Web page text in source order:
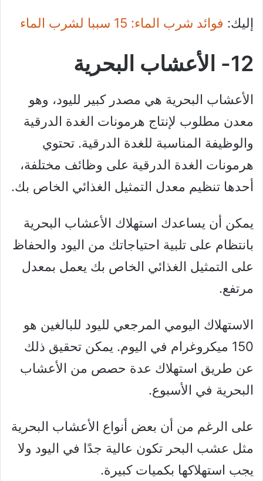
إليك: فوائد شرب الماء: 15 سببا لشرب الماء
12- الأعشاب البحرية
الأعشاب البحرية هي مصدر كبير لليود، وهو
معدن مطلوب لإنتاج هرمونات الغدة الدرقية
والوظيفة المناسبة للغدة الدرقية. تحتوي
هرمونات الغدة الدرقية على وظائف مختلفة،
أحدها تنظيم معدل التمثيل الغذائي الخاص بك.
يمكن أن يساعدك استهلاك الأعشاب البحرية
بانتظام على تلبية احتياجاتك من اليود والحفاظ
على التمثيل الغذائي الخاص بك يعمل بمعدل
مرتفع.
الاستهلاك اليومي المرجعي لليود للبالغين هو
150 ميكروغرام في اليوم. يمكن تحقيق ذلك
عن طريق استهلاك عدة حصص من الأعشاب
البحرية في الأسبوع.
على الرغم من أن بعض أنواع الأعشاب البحرية
مثل عشب البحر تكون عالية جدًا في اليود ولا
يجب استهلاكها بكميات كبيرة.